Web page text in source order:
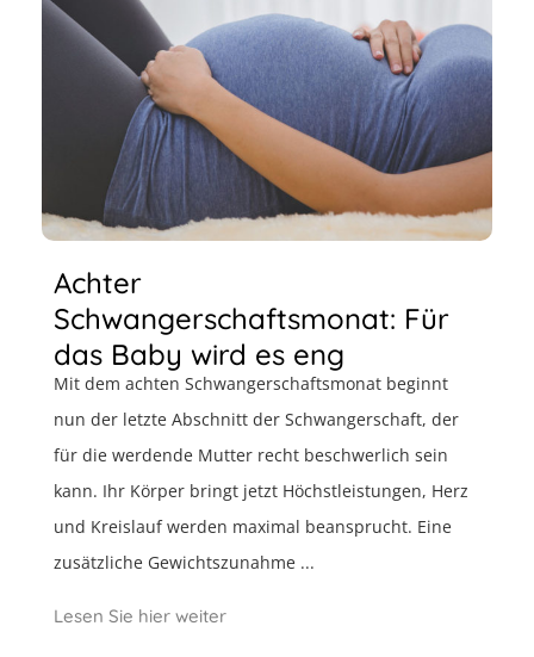
Achter
Schwangerschaftsmonat: Für
das Baby wird es eng
Mit dem achten Schwangerschaftsmonat beginnt
nun der letzte Abschnitt der Schwangerschaft, der
für die werdende Mutter recht beschwerlich sein
kann. Ihr Körper bringt jetzt Höchstleistungen, Herz
und Kreislauf werden maximal beansprucht. Eine
zusätzliche Gewichtszunahme ...
Lesen Sie hier weiter